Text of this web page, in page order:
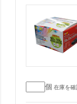
個 在庫を確